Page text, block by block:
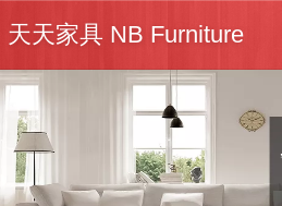
天天家具 NB Furniture